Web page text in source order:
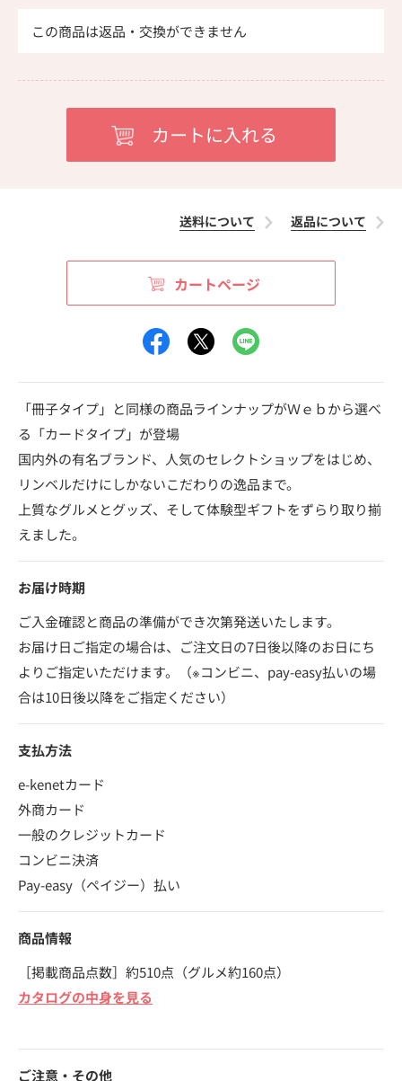
この商品は返品・交換ができません
送料について 返品について
カートページ
「冊子タイプ」と同様の商品ラインナップがＷｅｂから選べ
る「カードタイプ」が登場
国内外の有名ブランド、人気のセレクトショップをはじめ、
リンベルだけにしかないこだわりの逸品まで。
上質なグルメとグッズ、そして体験型ギフトをずらり取り揃
えました。
お届け時期
ご入金確認と商品の準備ができ次第発送いたします。
お届け日ご指定の場合は、ご注文日の7日後以降のお日にち
よりご指定いただけます。（※コンビニ、pay-easy払いの場
合は10日後以降をご指定ください）
支払方法
e-kenetカード
外商カード
一般のクレジットカード
コンビニ決済
Pay-easy（ペイジー）払い
商品情報
［掲載商品点数］約510点（グルメ約160点）
カタログの中身を見る
ご注意・その他